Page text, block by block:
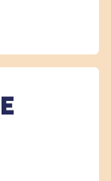
vos
un support
totale
extérieur,